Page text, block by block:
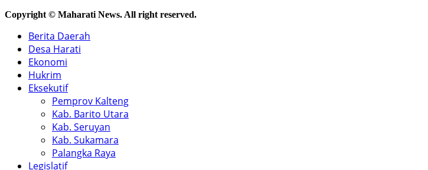
Copyright © Maharati News. All right reserved.
Berita Daerah
Desa Harati
Ekonomi
Hukrim
Eksekutif
Pemprov Kalteng
Kab. Barito Utara
Kab. Seruyan
Kab. Sukamara
Palangka Raya
Legislatif